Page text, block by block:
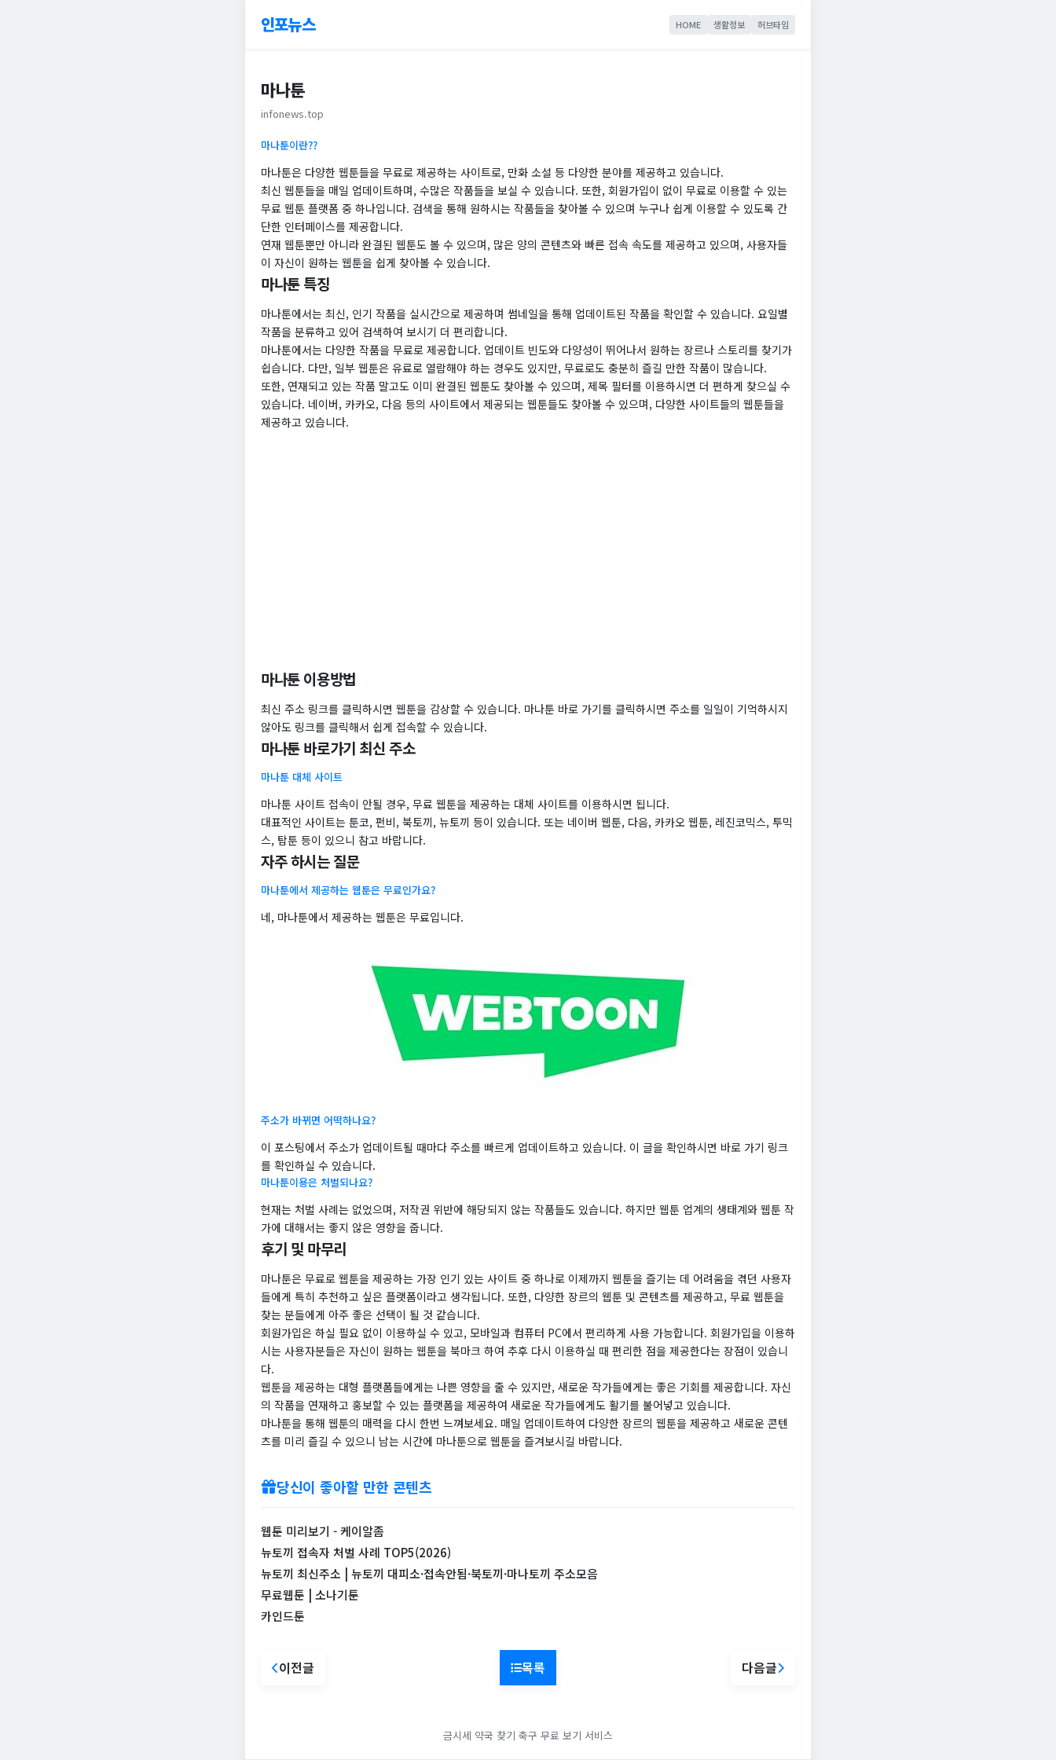
인포뉴스 HOME 생활정보 허브타임
마나툰
infonews.top
마나툰이란??
마나툰은 다양한 웹툰들을 무료로 제공하는 사이트로, 만화 소설 등 다양한 분야를 제공하고 있습니다.
최신 웹툰들을 매일 업데이트하며, 수많은 작품들을 보실 수 있습니다. 또한, 회원가입이 없이 무료로 이용할 수 있는
무료 웹툰 플랫폼 중 하나입니다. 검색을 통해 원하시는 작품들을 찾아볼 수 있으며 누구나 쉽게 이용할 수 있도록 간
단한 인터페이스를 제공합니다.
연재 웹툰뿐만 아니라 완결된 웹툰도 볼 수 있으며, 많은 양의 콘텐츠와 빠른 접속 속도를 제공하고 있으며, 사용자들
이 자신이 원하는 웹툰을 쉽게 찾아볼 수 있습니다.
마나툰 특징
마나툰에서는 최신, 인기 작품을 실시간으로 제공하며 썸네일을 통해 업데이트된 작품을 확인할 수 있습니다. 요일별
작품을 분류하고 있어 검색하여 보시기 더 편리합니다.
마나툰에서는 다양한 작품을 무료로 제공합니다. 업데이트 빈도와 다양성이 뛰어나서 원하는 장르나 스토리를 찾기가
쉽습니다. 다만, 일부 웹툰은 유료로 열람해야 하는 경우도 있지만, 무료로도 충분히 즐길 만한 작품이 많습니다.
또한, 연재되고 있는 작품 말고도 이미 완결된 웹툰도 찾아볼 수 있으며, 제목 필터를 이용하시면 더 편하게 찾으실 수
있습니다. 네이버, 카카오, 다음 등의 사이트에서 제공되는 웹툰들도 찾아볼 수 있으며, 다양한 사이트들의 웹툰들을
제공하고 있습니다.
마나툰 이용방법
최신 주소 링크를 클릭하시면 웹툰을 감상할 수 있습니다. 마나툰 바로 가기를 클릭하시면 주소를 일일이 기억하시지
않아도 링크를 클릭해서 쉽게 접속할 수 있습니다.
마나툰 바로가기 최신 주소
마나툰 대체 사이트
마나툰 사이트 접속이 안될 경우, 무료 웹툰을 제공하는 대체 사이트를 이용하시면 됩니다.
대표적인 사이트는 툰코, 펀비, 북토끼, 뉴토끼 등이 있습니다. 또는 네이버 웹툰, 다음, 카카오 웹툰, 레진코믹스, 투믹
스, 탑툰 등이 있으니 참고 바랍니다.
자주 하시는 질문
마나툰에서 제공하는 웹툰은 무료인가요?
네, 마나툰에서 제공하는 웹툰은 무료입니다.
주소가 바뀌면 어떡하나요?
이 포스팅에서 주소가 업데이트될 때마다 주소를 빠르게 업데이트하고 있습니다. 이 글을 확인하시면 바로 가기 링크
를 확인하실 수 있습니다.
마나툰이용은 처벌되나요?
현재는 처벌 사례는 없었으며, 저작권 위반에 해당되지 않는 작품들도 있습니다. 하지만 웹툰 업계의 생태계와 웹툰 작
가에 대해서는 좋지 않은 영향을 줍니다.
후기 및 마무리
마나툰은 무료로 웹툰을 제공하는 가장 인기 있는 사이트 중 하나로 이제까지 웹툰을 즐기는 데 어려움을 겪던 사용자
들에게 특히 추천하고 싶은 플랫폼이라고 생각됩니다. 또한, 다양한 장르의 웹툰 및 콘텐츠를 제공하고, 무료 웹툰을
찾는 분들에게 아주 좋은 선택이 될 것 같습니다.
회원가입은 하실 필요 없이 이용하실 수 있고, 모바일과 컴퓨터 PC에서 편리하게 사용 가능합니다. 회원가입을 이용하
시는 사용자분들은 자신이 원하는 웹툰을 북마크 하여 추후 다시 이용하실 때 편리한 점을 제공한다는 장점이 있습니
다.
웹툰을 제공하는 대형 플랫폼들에게는 나쁜 영향을 줄 수 있지만, 새로운 작가들에게는 좋은 기회를 제공합니다. 자신
의 작품을 연재하고 홍보할 수 있는 플랫폼을 제공하여 새로운 작가들에게도 활기를 불어넣고 있습니다.
마나툰을 통해 웹툰의 매력을 다시 한번 느껴보세요. 매일 업데이트하여 다양한 장르의 웹툰을 제공하고 새로운 콘텐
츠를 미리 즐길 수 있으니 남는 시간에 마나툰으로 웹툰을 즐겨보시길 바랍니다.
당신이 좋아할 만한 콘텐츠
웹툰 미리보기 - 케이알좀
뉴토끼 접속자 처벌 사례 TOP5(2026)
뉴토끼 최신주소 | 뉴토끼 대피소·접속안됨·북토끼·마나토끼 주소모음
무료웹툰 | 소나기툰
카인드툰
이전글 목록 다음글
금시세 약국 찾기 축구 무료 보기 서비스